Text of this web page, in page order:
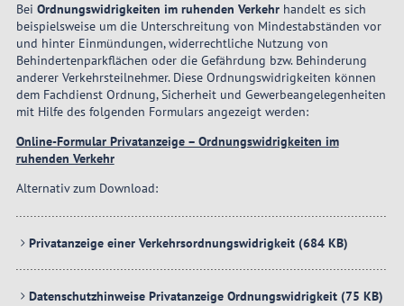
Bei Ordnungswidrigkeiten im ruhenden Verkehrhandelt es sich
beispielsweise um die Unterschreitung von Mindestabständen vor
und hinter Einmündungen, widerrechtliche Nutzung von
Behindertenparkflächen oder die Gefährdung bzw. Behinderung
anderer Verkehrsteilnehmer. Diese Ordnungswidrigkeiten können
dem Fachdienst Ordnung, Sicherheit und Gewerbeangelegenheiten
mit Hilfe des folgenden Formulars angezeigt werden:
Online-Formular Privatanzeige – Ordnungswidrigkeiten im
ruhenden Verkehr
Alternativ zum Download:
Privatanzeige einer Verkehrsordnungswidrigkeit(684 KB)
Datenschutzhinweise Privatanzeige Ordnungswidrigkeit(75 KB)